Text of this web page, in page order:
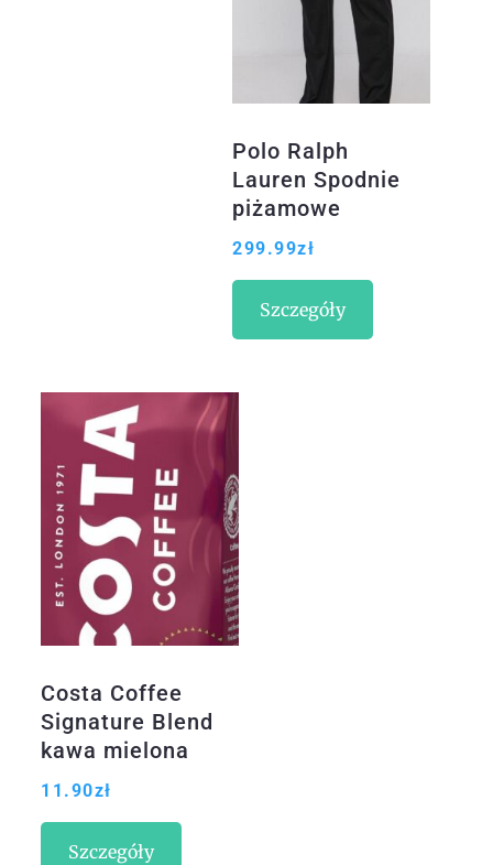
Polo Ralph
Lauren Spodnie
piżamowe
299.99zł
Szczegóły
Costa Coffee
Signature Blend
kawa mielona
200g
11.90zł
Szczegóły